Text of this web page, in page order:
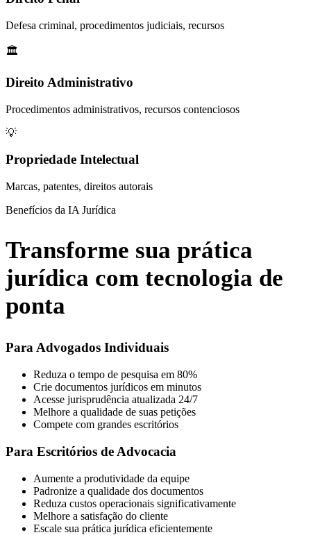
Defesa criminal, procedimentos judiciais, recursos
🏛️
Direito Administrativo
Procedimentos administrativos, recursos contenciosos
💡
Propriedade Intelectual
Marcas, patentes, direitos autorais
Benefícios da IA Jurídica
Transforme sua prática
jurídica com tecnologia de
ponta
Para Advogados Individuais
Reduza o tempo de pesquisa em 80%
Crie documentos jurídicos em minutos
Acesse jurisprudência atualizada 24/7
Melhore a qualidade de suas petições
Compete com grandes escritórios
Para Escritórios de Advocacia
Aumente a produtividade da equipe
Padronize a qualidade dos documentos
Reduza custos operacionais significativamente
Melhore a satisfação do cliente
Escale sua prática jurídica eficientemente